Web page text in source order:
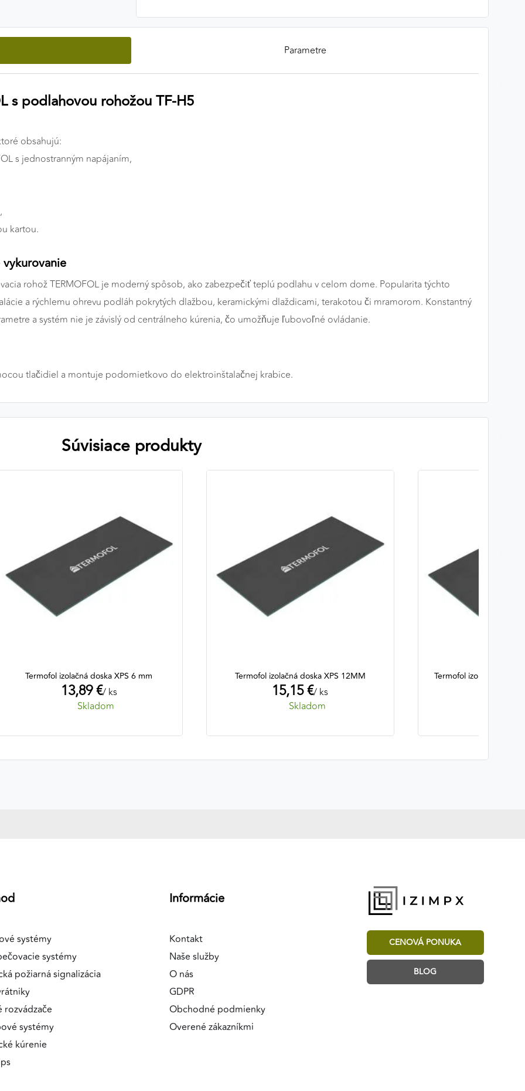
Parametre
s podlahovou rohožou TF-H5
obsahujú:
s jednostranným napájaním,
kartou.
rohož TERMOFOL je moderný spôsob, ako zabezpečiť teplú podlahu v celom dome. Popularita týchto
a rýchlemu ohrevu podláh pokrytých dlažbou, keramickými dlaždicami, terakotou či mramorom. Konstantný
a systém nie je závislý od centrálneho kúrenia, čo umožňuje ľubovoľné ovládanie.
tlačidiel a montuje podomietkovo do elektroinštalačnej krabice.
Súvisiace produkty
Termofol izolačná doska XPS 6 mm
13,89 €/ ks
Skladom
Termofol izolačná doska XPS 12MM
15,15 €/ ks
Skladom
Termofol izolačná
systémy
systémy
požiarná signalizácia
rozvádzače
systémy
kúrenie
Informácie
Kontakt
Naše služby
O nás
GDPR
Obchodné podmienky
Overené zákazníkmi
CENOVÁ PONUKA
BLOG